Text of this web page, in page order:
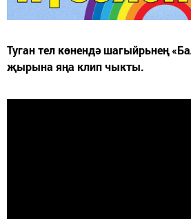
Туган тел көнендә шагыйрьнең
җырына яңа клип чыкты.